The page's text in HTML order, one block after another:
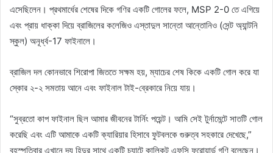
এসেছিলেন। প্রথমার্ধের শেষের দিকে গণির একটি গোলের ফলে, MSP 2-0 তে এগিয়ে
এবং প্রায় ধাক্কা দিয়ে ব্রাজিলের কলেজিও এস্তাদুল সান্তো আন্তোনিও (সেন্ট অ্যান্টনি
স্কুল) অনূর্ধ্ব-17 ফাইনালে।
ব্রাজিল দল কোনভাবে শিরোপা জিততে সক্ষম হয়, ম্যাচের শেষ কিকে একটি গোল করে যা
স্কোর ২-২ সমতায় আনে এবং ফাইনাল টাই-ব্রেকারে নিয়ে যায়।
“সুব্রতো কাপ ফাইনাল ছিল আমার জীবনের টার্নিং পয়েন্ট। আমি সেই টুর্নামেন্টে সাতটি গোল
করেছি এবং এটি আমাকে একটি ক্যারিয়ার হিসাবে ফুটবলকে গুরুত্ব সহকারে দেখেছে,”
বৃহস্পতিবার এখানে দ্য হিন্দুর সাথে একটি চ্যাটে কালিকট এফসি ফরোয়ার্ড গণি বলেছেন।